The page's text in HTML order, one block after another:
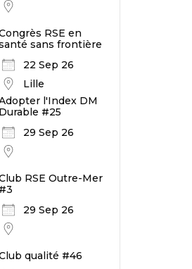
RSE en
sans frontière
22 Sep 26
Lille
l'Index DM
Durable #25
29 Sep 26
RSE Outre-Mer
#3
29 Sep 26
qualité #46